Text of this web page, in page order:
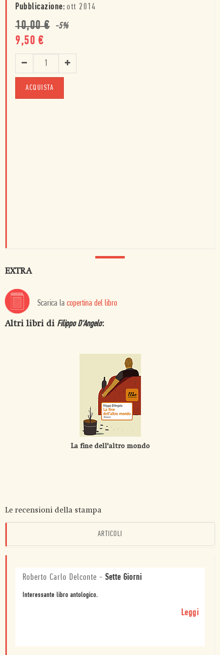
Pubblicazione: ott 2014
10,00€ -5%
9,50 €
ACQUISTA
EXTRA
Scarica la copertina del libro
Altri libri di Filippo D'Angelo:
La fine dell'altro mondo
Le recensioni della stampa
ARTICOLI
Roberto Carlo Delconte - Sette Giorni
Interessante libro antologico.
Leggi